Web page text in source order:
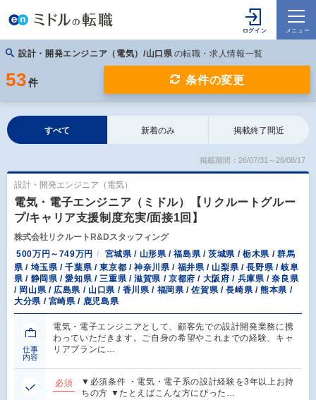
設計・開発エンジニア（電気）/山口県 の転職・求人情報一覧
53 件 条件の変更
すべて 新着のみ 掲載終了間近
掲載期間：26/07/31～26/08/17
設計・開発エンジニア（電気）
電気・電子エンジニア（ミドル）【リクルートグルー
プ/キャリア支援制度充実/面接1回】
株式会社リクルートR&Dスタッフィング
500万円～749万円
宮城県 / 山形県 / 福島県 / 茨城県 / 栃木県 / 群馬
県 / 埼玉県 / 千葉県 / 東京都 / 神奈川県 / 福井県 / 山梨県 / 長野県 / 岐阜
県 / 静岡県 / 愛知県 / 三重県 / 滋賀県 / 京都府 / 大阪府 / 兵庫県 / 奈良県
/ 岡山県 / 広島県 / 山口県 / 香川県 / 福岡県 / 佐賀県 / 長崎県 / 熊本県 /
大分県 / 宮崎県 / 鹿児島県
仕事
内容
電気・電子エンジニアとして、顧客先での設計開発業務に携
わっていただきます。ご自身の希望やこれまでの経験、キャ
リアプランに…
必須
▼必須条件 ・電気・電子系の設計経験を3年以上お持
ちの方 ▼たとえばこんな方にぴった…